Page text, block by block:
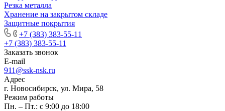
Резка металла
Хранение на закрытом складе
Защитные покрытия
+7 (383) 383-55-11
+7 (383) 383-55-11
Заказать звонок
E-mail
911@ssk-nsk.ru
Адрес
г. Новосибирск, ул. Мира, 58
Режим работы
Пн. – Пт.: с 9:00 до 18:00